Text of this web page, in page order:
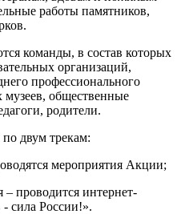
работы памятников,
команды, в состав которых
организаций,
профессионального
общественные
родители.
двум трекам:
мероприятия Акции;
– проводится интернет-
сила России!».